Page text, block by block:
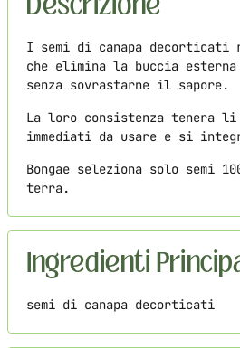
I semi di canapa decorticati
che elimina la buccia
senza sovrastarne il sapore.
La loro consistenza tenera
immediati da usare e si
Bongae seleziona solo
terra.
Ingredienti
semi di canapa decorticati